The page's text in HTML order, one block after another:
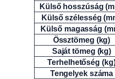
Külső hosszúság
Külső szélesség
Külső magasság
Össztömeg (kg)
Saját tömeg (kg)
Terhelhetőség
Tengelyek száma